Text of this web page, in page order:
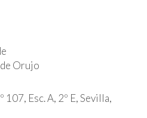
Orujo
Esc. A, 2º E, Sevilla,